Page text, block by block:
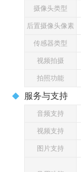
摄像头类型
后置摄像头像素
传感器类型
视频拍摄
拍照功能
服务与支持
音频支持
视频支持
图片支持